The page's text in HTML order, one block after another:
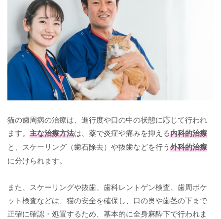
猫の歯周病の治療は、進行度や口の中の状態に応じて行われ
ます。 主な治療方法は、薬で炎症や痛みを抑える内科的治療
と、スケーリング（歯石除去）や抜歯などを行う外科的治療
に分けられます。
また、スケーリングや抜歯、歯科レントゲン検査、歯周ポケ
ット検査などは、猫の安全を確保し、口の奥や歯茎の下まで
正確に確認・処置するため、基本的に全身麻酔下で行われま